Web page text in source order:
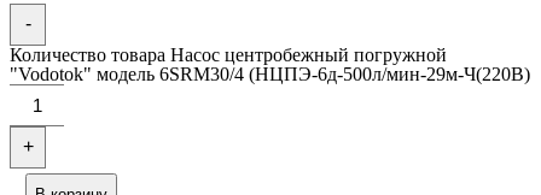
-
Количество товара Насос центробежный погружной
"Vodotok" модель 6SRM30/4 (НЦПЭ-6д-500л/мин-29м-Ч(220В)
+